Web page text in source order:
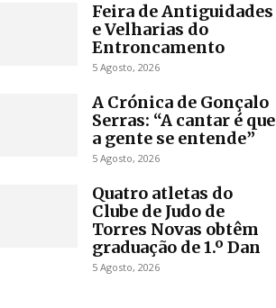
Feira de Antiguidades
e Velharias do
Entroncamento
5 Agosto, 2026
A Crónica de Gonçalo
Serras: “A cantar é que
a gente se entende”
5 Agosto, 2026
Quatro atletas do
Clube de Judo de
Torres Novas obtêm
graduação de 1.º Dan
5 Agosto, 2026